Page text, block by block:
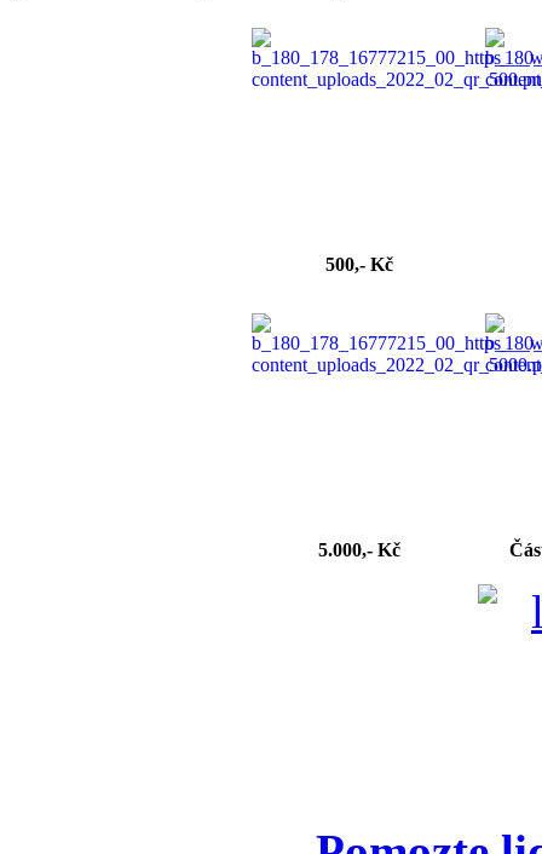
500,- Kč
5.000,- Kč